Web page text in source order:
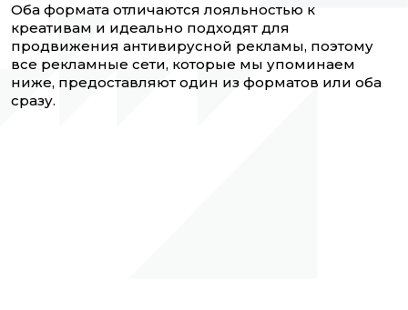
Оба формата отличаются лояльностью к
креативам и идеально подходят для
продвижения антивирусной рекламы, поэтому
все рекламные сети, которые мы упоминаем
ниже, предоставляют один из форматов или оба
сразу.